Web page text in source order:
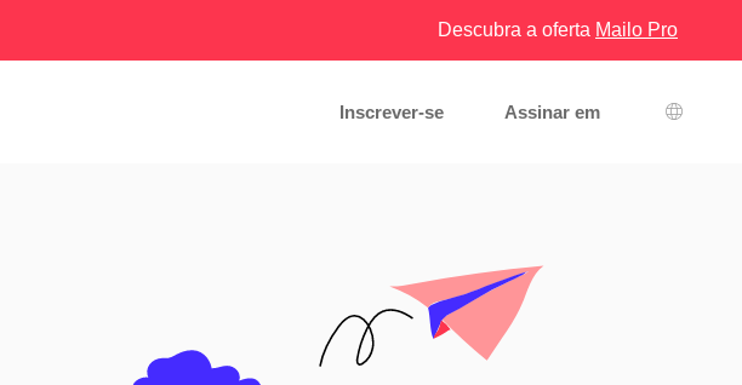
Descubra a oferta Mailo Pro
Inscrever-se Assinar em